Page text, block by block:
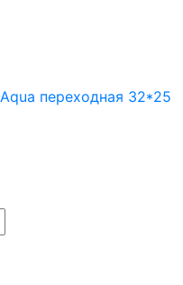
переходная 32*25